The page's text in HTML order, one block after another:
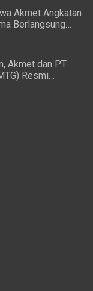
Akmet Angkatan
Berlangsung
Akmet dan PT
Resmi